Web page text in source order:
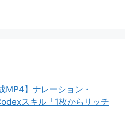
MP4】ナレーション・
スキル「1枚からリッチ